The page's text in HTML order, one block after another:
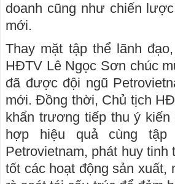
doanh cũng như chiến
mới.
Thay mặt tập thể lãnh
HĐTV Lê Ngọc Sơn chúc
đã được đội ngũ
mới. Đồng thời, Chủ tịch
khẩn trương tiếp thu ý
hợp hiệu quả cùng
Petrovietnam, phát huy
tốt các hoạt động sản xuất,